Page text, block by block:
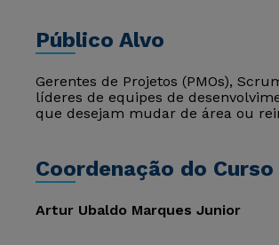
Público Alvo
Gerentes de Projetos (PMOs),
líderes de equipes de
que desejam mudar de área ou
Coordenação do Curso
Artur Ubaldo Marques Junior